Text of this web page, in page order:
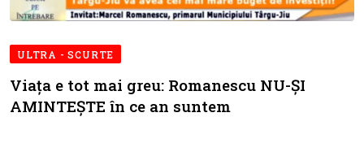
ULTRA - SCURTE
Viața e tot mai greu: Romanescu NU-ȘI
AMINTEȘTE în ce an suntem